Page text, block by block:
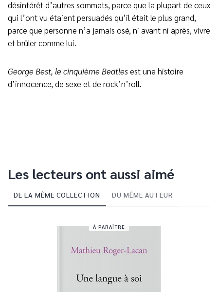
désintérêt d’autres sommets, parce que la plupart de ceux
qui l’ont vu étaient persuadés qu’il était le plus grand,
parce que personne n’a jamais osé, ni avant ni après, vivre
et brûler comme lui.
George Best, le cinquième Beatlesest une histoire
d’innocence, de sexe et de rock’n’roll.
Les lecteurs ont aussi aimé
DE LA MÊME COLLECTION DU MÊME AUTEUR
À PARAÎTRE